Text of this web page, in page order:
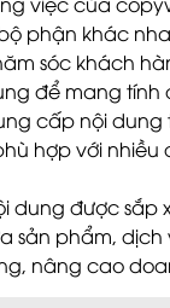
phận khác
sóc khách
để mang tính
cấp nội dung
hợp với nhiều
dung được sắp
sản phẩm, dịch
nâng cao